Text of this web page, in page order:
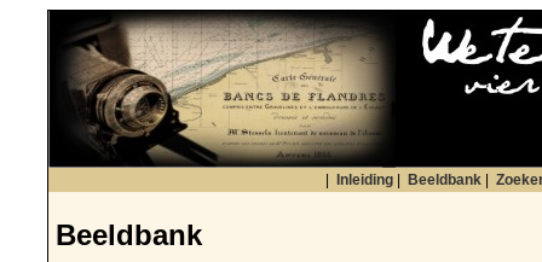
Inleiding Beeldbank
Beeldbank